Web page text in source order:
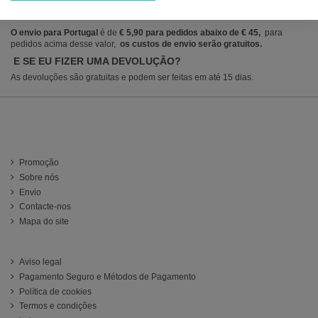
Os custos de envio são de€ 4,90para pedidos abaixo de
O envio para Portugal é de € 5,90 para pedidos abaixo de € 45, para
pedidos acima desse valor, os custos de envio serão gratuitos.
E SE EU FIZER UMA DEVOLUÇÃO?
As devoluções são gratuitas e podem ser feitas em até 15 dias.
Promoção
Sobre nós
Envio
Contacte-nos
Mapa do site
Aviso legal
Pagamento Seguro e Métodos de Pagamento
Política de cookies
Termos e condições